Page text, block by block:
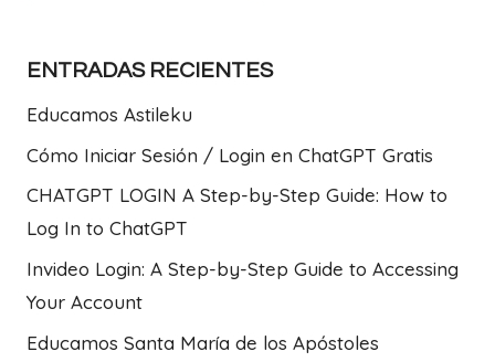
ENTRADAS RECIENTES
Educamos Astileku
Cómo Iniciar Sesión / Login en ChatGPT Gratis
CHATGPT LOGIN A Step-by-Step Guide: How to
Log In to ChatGPT
Invideo Login: A Step-by-Step Guide to Accessing
Your Account
Educamos Santa María de los Apóstoles